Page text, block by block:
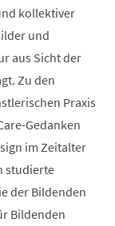
kollektiver
und
aus Sicht der
Zu den
Praxis
Gedanken
im Zeitalter
studierte
der Bildenden
Bildenden